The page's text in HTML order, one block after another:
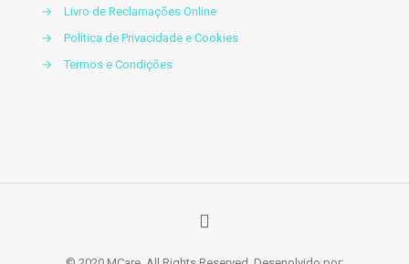
→
Livro de Reclamações Online
→
Política de Privacidade e Cookies
→
Termos e Condições